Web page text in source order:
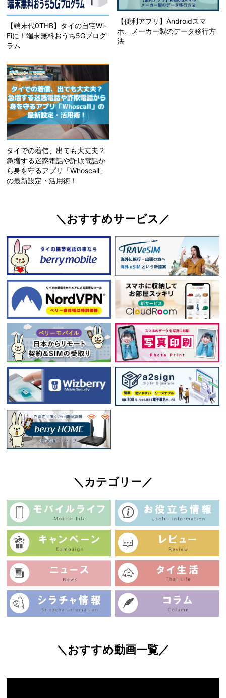
【端末代0THB】タイの自宅Wi-
Fiに！端末無料おうち5Gプログ
ラム
【便利アプリ】Androidスマ
ホ、メーカー製のデータ移行方
法
タイでの着信、出ても大丈夫？
急増する迷惑電話や詐欺電話か
ら身を守るアプリ「Whoscall」
の最新設定・活用術！
＼おすすめサービス／
＼カテゴリー／
＼おすすめ動画一覧／